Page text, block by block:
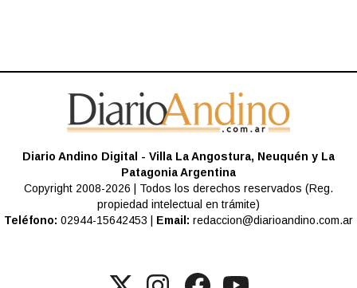
Diario Andino Digital - Villa La Angostura, Neuquén y La
Patagonia Argentina
Copyright 2008-2026 | Todos los derechos reservados (Reg.
propiedad intelectual en trámite)
Teléfono: 02944-15642453 | Email: redaccion@diarioandino.com.ar